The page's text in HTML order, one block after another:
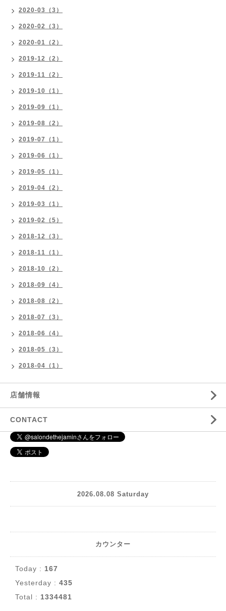
2020-03（3）
2020-02（3）
2020-01（2）
2019-12（2）
2019-11（2）
2019-10（1）
2019-09（1）
2019-08（2）
2019-07（1）
2019-06（1）
2019-05（1）
2019-04（2）
2019-03（1）
2019-02（5）
2018-12（3）
2018-11（1）
2018-10（2）
2018-09（4）
2018-08（2）
2018-07（3）
2018-06（4）
2018-05（3）
2018-04（1）
店舗情報
CONTACT
2026.08.08 Saturday
カウンター
Today : 167
Yesterday : 435
Total : 1334481